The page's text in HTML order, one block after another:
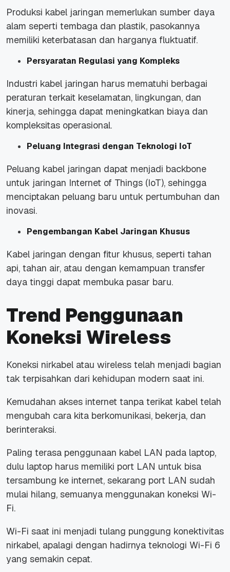
Produksi kabel jaringan memerlukan sumber daya
alam seperti tembaga dan plastik, pasokannya
memiliki keterbatasan dan harganya fluktuatif.
Persyaratan Regulasi yang Kompleks
Industri kabel jaringan harus mematuhi berbagai
peraturan terkait keselamatan, lingkungan, dan
kinerja, sehingga dapat meningkatkan biaya dan
kompleksitas operasional.
Peluang Integrasi dengan Teknologi IoT
Peluang kabel jaringan dapat menjadi backbone
untuk jaringan Internet of Things (IoT), sehingga
menciptakan peluang baru untuk pertumbuhan dan
inovasi.
Pengembangan Kabel Jaringan Khusus
Kabel jaringan dengan fitur khusus, seperti tahan
api, tahan air, atau dengan kemampuan transfer
daya tinggi dapat membuka pasar baru.
Trend Penggunaan
Koneksi Wireless
Koneksi nirkabel atau wireless telah menjadi bagian
tak terpisahkan dari kehidupan modern saat ini.
Kemudahan akses internet tanpa terikat kabel telah
mengubah cara kita berkomunikasi, bekerja, dan
berinteraksi.
Paling terasa penggunaan kabel LAN pada laptop,
dulu laptop harus memiliki port LAN untuk bisa
tersambung ke internet, sekarang port LAN sudah
mulai hilang, semuanya menggunakan koneksi Wi-
Fi.
Wi-Fi saat ini menjadi tulang punggung konektivitas
nirkabel, apalagi dengan hadirnya teknologi Wi-Fi 6
yang semakin cepat.